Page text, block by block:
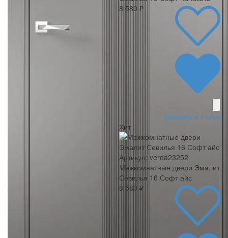
8 580 ₽
Заказать в 1 клик
Хит
Артикул: verda23252
Межкомнатные двери Эмалит
Севилья 16 Софт айс
8 580 ₽